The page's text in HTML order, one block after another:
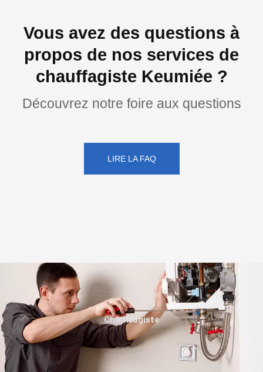
Vous avez des questions à
propos de nos services de
chauffagiste Keumiée ?
Découvrez notre foire aux questions
LIRE LA FAQ
Chauffagiste